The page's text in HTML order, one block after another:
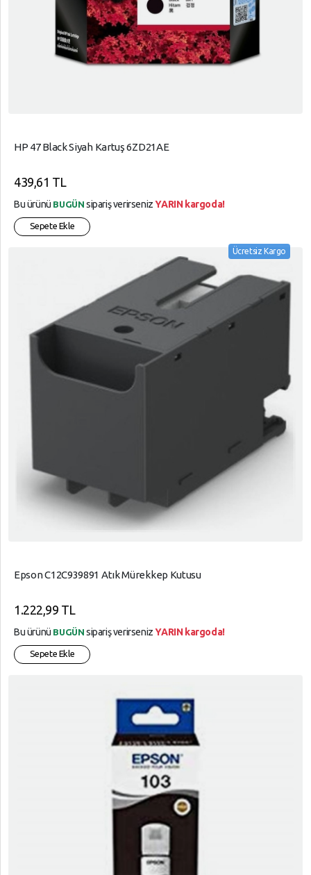
HP 47 Black Siyah Kartuş 6ZD21AE
439,61 TL
Bu ürünü BUGÜN sipariş verirsenizYARIN kargoda!
Sepete Ekle
Ücretsiz Kargo
Epson C12C939891 Atık Mürekkep Kutusu
1.222,99 TL
Bu ürünü BUGÜN sipariş verirsenizYARIN kargoda!
Sepete Ekle